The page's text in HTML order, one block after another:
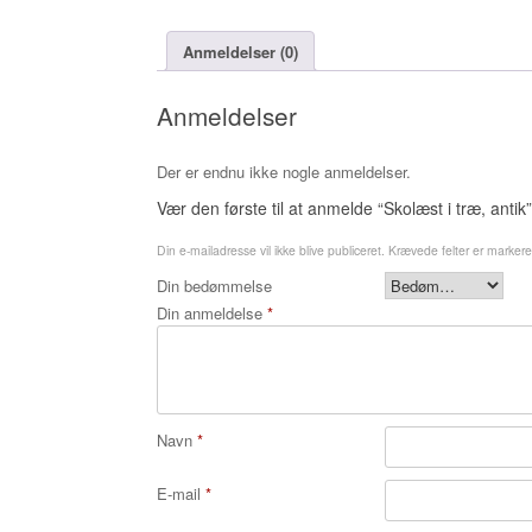
Anmeldelser (0)
Anmeldelser
Der er endnu ikke nogle anmeldelser.
Vær den første til at anmelde “Skolæst i træ, antik”
Din e-mailadresse vil ikke blive publiceret. Krævede felter er
Din bedømmelse
Din anmeldelse *
Navn *
E-mail *